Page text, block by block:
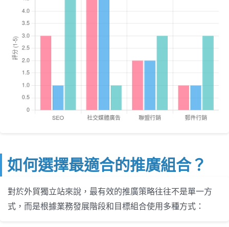
如何選擇最適合的推廣組合？
對於外貿獨立站來說，最有效的推廣策略往往不是單一方
式，而是根據業務發展階段和目標組合使用多種方式：